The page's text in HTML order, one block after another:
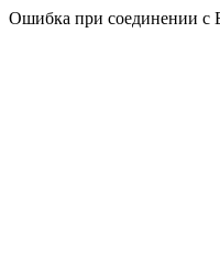
Ошибка при соединении с